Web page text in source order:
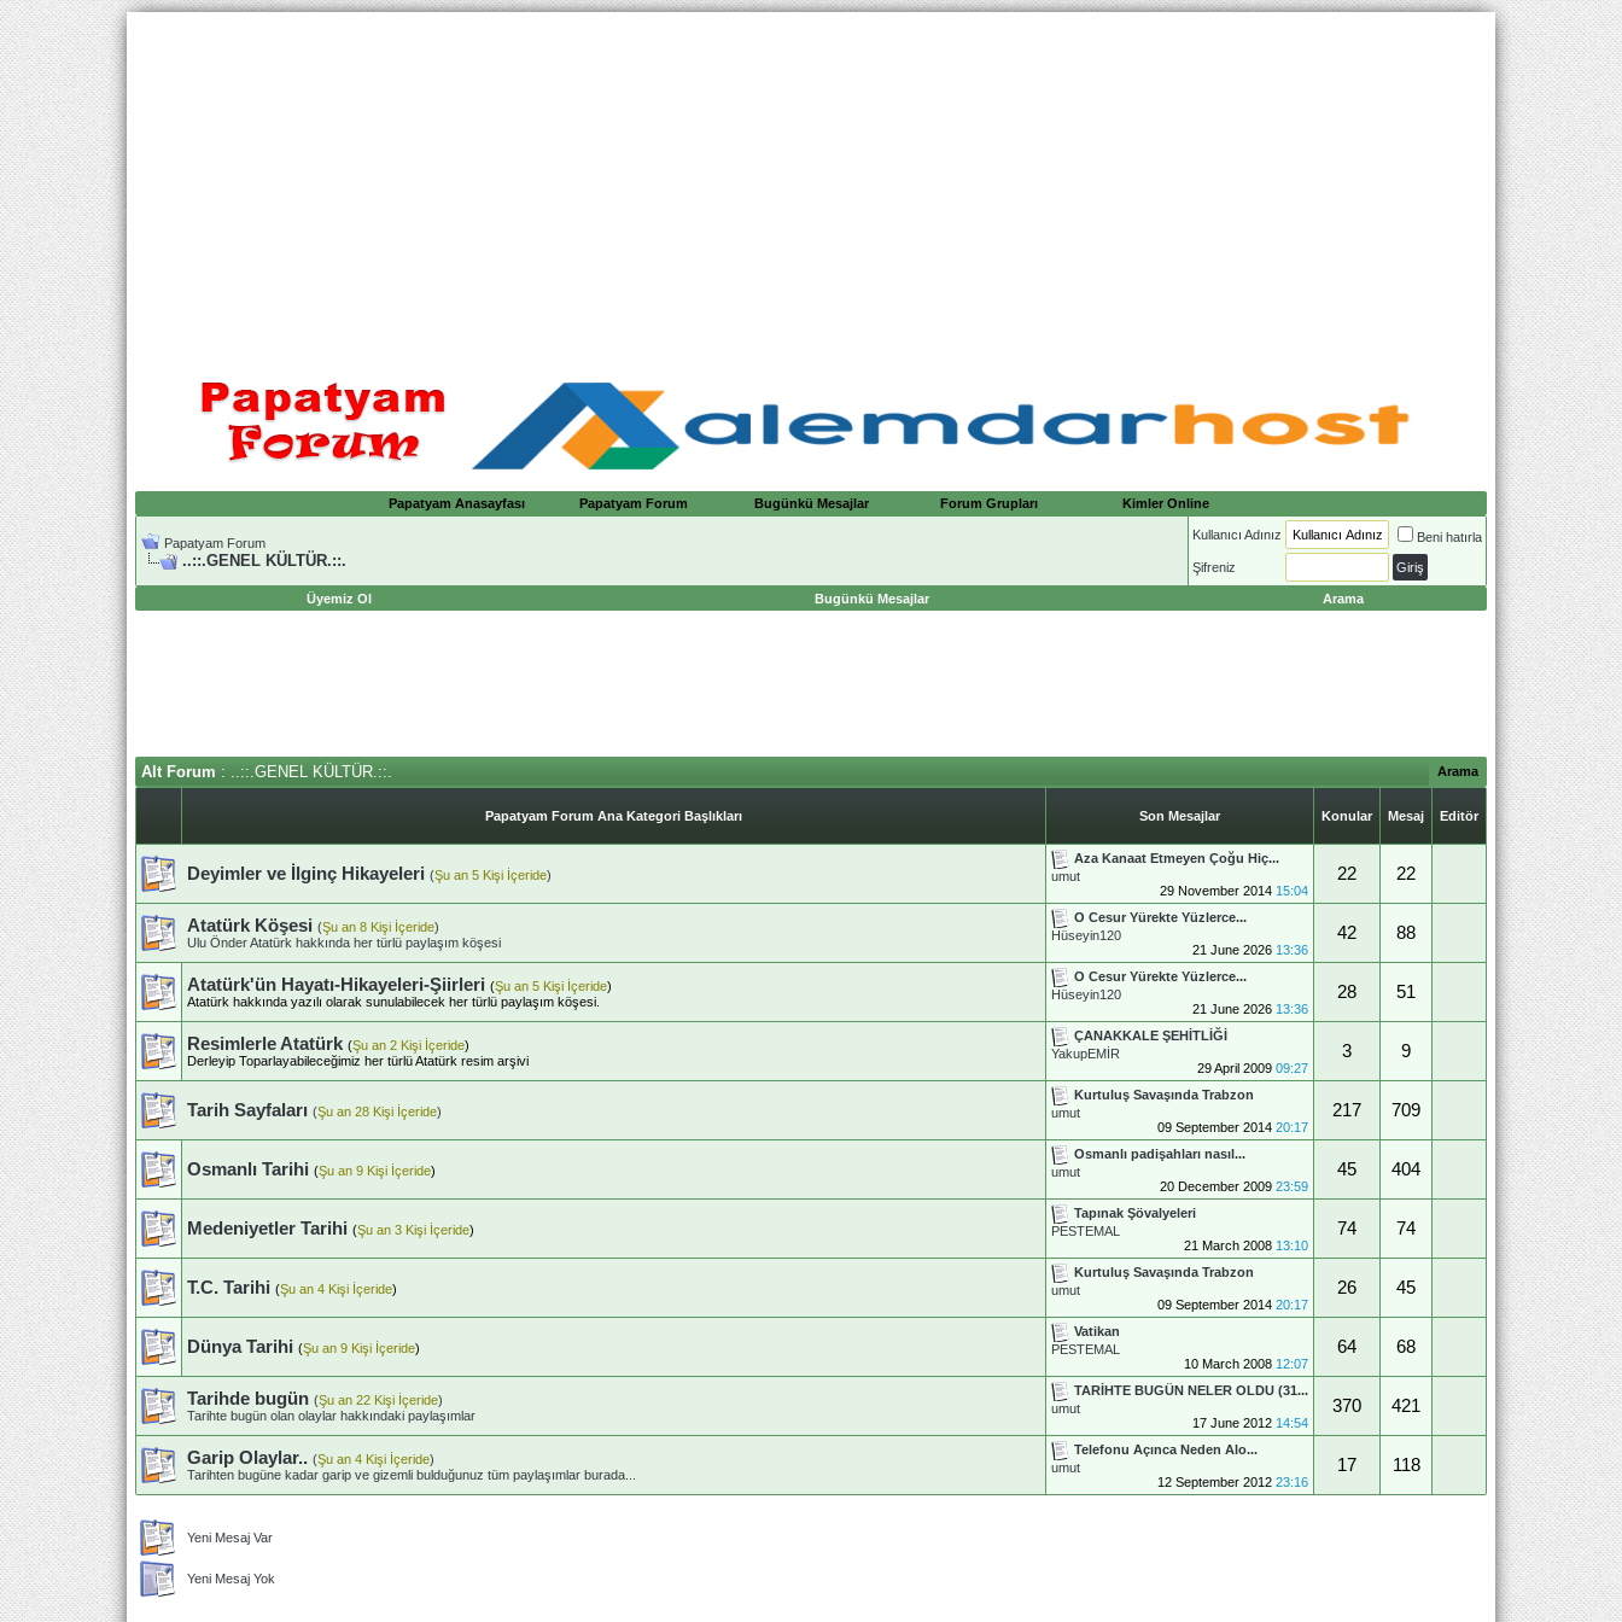
Papatyam Anasayfası Papatyam Forum Bugünkü Mesajlar Forum Grupları Kimler Online
Papatyam Forum
..::.GENEL KÜLTÜR.::.
Kullanıcı Adınız Beni hatırla
Şifreniz
Üyemiz Ol Bugünkü Mesajlar Arama
Alt Forum : ..::.GENEL KÜLTÜR.::. Arama
Papatyam Forum Ana Kategori Başlıkları Son Mesajlar Konular Mesaj Editör
Deyimler ve İlginç Hikayeleri (Şu an 5 Kişi İçeride)
Aza Kanaat Etmeyen Çoğu Hiç...
umut
29 November 2014 15:04
22 22
Atatürk Köşesi (Şu an 8 Kişi İçeride)
Ulu Önder Atatürk hakkında her türlü paylaşım köşesi
O Cesur Yürekte Yüzlerce...
Hüseyin120
21 June 2026 13:36
42 88
Atatürk'ün Hayatı-Hikayeleri-Şiirleri (Şu an 5 Kişi İçeride)
Atatürk hakkında yazılı olarak sunulabilecek her türlü paylaşım köşesi.
O Cesur Yürekte Yüzlerce...
Hüseyin120
21 June 2026 13:36
28 51
Resimlerle Atatürk (Şu an 2 Kişi İçeride)
Derleyip Toparlayabileceğimiz her türlü Atatürk resim arşivi
ÇANAKKALE ŞEHİTLİĞİ
YakupEMİR
29 April 2009 09:27
3 9
Tarih Sayfaları (Şu an 28 Kişi İçeride)
Kurtuluş Savaşında Trabzon
umut
09 September 2014 20:17
217 709
Osmanlı Tarihi (Şu an 9 Kişi İçeride)
Osmanlı padişahları nasıl...
umut
20 December 2009 23:59
45 404
Medeniyetler Tarihi (Şu an 3 Kişi İçeride)
Tapınak Şövalyeleri
PESTEMAL
21 March 2008 13:10
74 74
T.C. Tarihi (Şu an 4 Kişi İçeride)
Kurtuluş Savaşında Trabzon
umut
09 September 2014 20:17
26 45
Dünya Tarihi (Şu an 9 Kişi İçeride)
Vatikan
PESTEMAL
10 March 2008 12:07
64 68
Tarihde bugün (Şu an 22 Kişi İçeride)
Tarihte bugün olan olaylar hakkındaki paylaşımlar
TARİHTE BUGÜN NELER OLDU (31...
umut
17 June 2012 14:54
370 421
Garip Olaylar.. (Şu an 4 Kişi İçeride)
Tarihten bugüne kadar garip ve gizemli bulduğunuz tüm paylaşımlar burada...
Telefonu Açınca Neden Alo...
umut
12 September 2012 23:16
17 118
Yeni Mesaj Var
Yeni Mesaj Yok